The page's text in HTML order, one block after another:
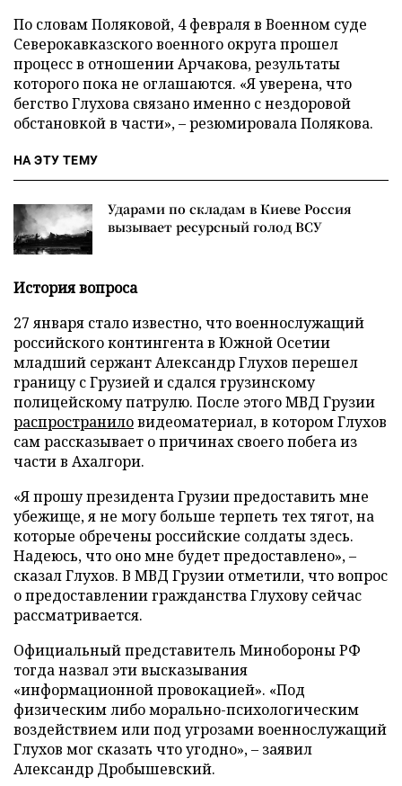
По словам Поляковой, 4 февраля в Военном суде
Северокавказского военного округа прошел
процесс в отношении Арчакова, результаты
которого пока не оглашаются. «Я уверена, что
бегство Глухова связано именно с нездоровой
обстановкой в части», – резюмировала Полякова.
НА ЭТУ ТЕМУ
Ударами по складам в Киеве Россия
вызывает ресурсный голод ВСУ
История вопроса
27 января стало известно, что военнослужащий
российского контингента в Южной Осетии
младший сержант Александр Глухов перешел
границу с Грузией и сдался грузинскому
полицейскому патрулю. После этого МВД Грузии
распространиловидеоматериал, в котором Глухов
сам рассказывает о причинах своего побега из
части в Ахалгори.
«Я прошу президента Грузии предоставить мне
убежище, я не могу больше терпеть тех тягот, на
которые обречены российские солдаты здесь.
Надеюсь, что оно мне будет предоставлено», –
сказал Глухов. В МВД Грузии отметили, что вопрос
о предоставлении гражданства Глухову сейчас
рассматривается.
Официальный представитель Минобороны РФ
тогда назвал эти высказывания
«информационной провокацией». «Под
физическим либо морально-психологическим
воздействием или под угрозами военнослужащий
Глухов мог сказать что угодно», – заявил
Александр Дробышевский.